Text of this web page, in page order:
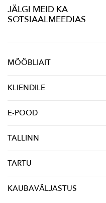
JÄLGI MEID KA
SOTSIAALMEEDIAS
MÖÖBLIAIT
KLIENDILE
E-POOD
TALLINN
TARTU
KAUBAVÄLJASTUS